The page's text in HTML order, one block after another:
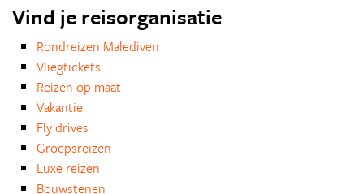
Vind je reisorganisatie
Rondreizen Malediven
Vliegtickets
Reizen op maat
Vakantie
Fly drives
Groepsreizen
Luxe reizen
Bouwstenen